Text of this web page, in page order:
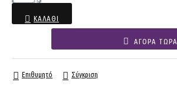
ΚΑΛΆΘΙ
ΑΓΟΡΆ ΤΏΡΑ
Επιθυμητό Σύγκριση